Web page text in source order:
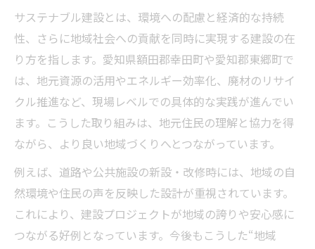
サステナブル建設とは、環境への配慮と経済的な持続
性、さらに地域社会への貢献を同時に実現する建設の在
り方を指します。愛知県額田郡幸田町や愛知郡東郷町で
は、地元資源の活用やエネルギー効率化、廃材のリサイ
クル推進など、現場レベルでの具体的な実践が進んでい
ます。こうした取り組みは、地元住民の理解と協力を得
ながら、より良い地域づくりへとつながっています。
例えば、道路や公共施設の新設・改修時には、地域の自
然環境や住民の声を反映した設計が重視されています。
これにより、建設プロジェクトが地域の誇りや安心感に
つながる好例となっています。今後もこうした“地域